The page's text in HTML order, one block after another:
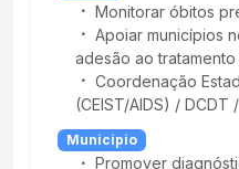
Monitorar óbitos
Apoiar municípios
adesão ao tratamento
Coordenação
(CEIST/AIDS) / DCDT
Municipio
Promover